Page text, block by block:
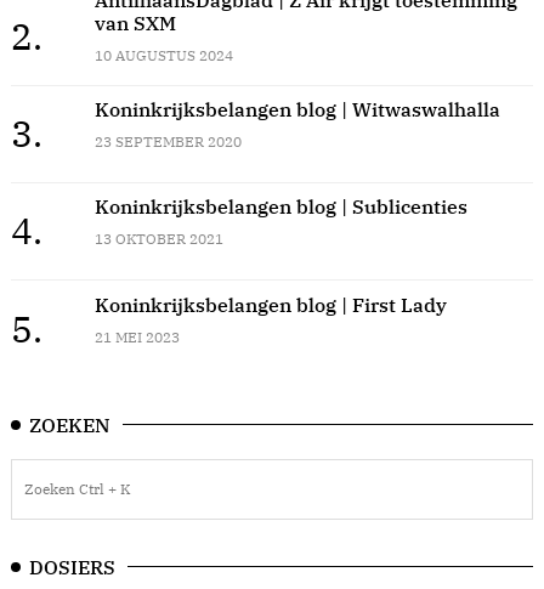
2.
van SXM
10 AUGUSTUS 2024
3.
Koninkrijksbelangen blog | Witwaswalhalla
23 SEPTEMBER 2020
4.
Koninkrijksbelangen blog | Sublicenties
13 OKTOBER 2021
5.
Koninkrijksbelangen blog | First Lady
21 MEI 2023
ZOEKEN
DOSIERS